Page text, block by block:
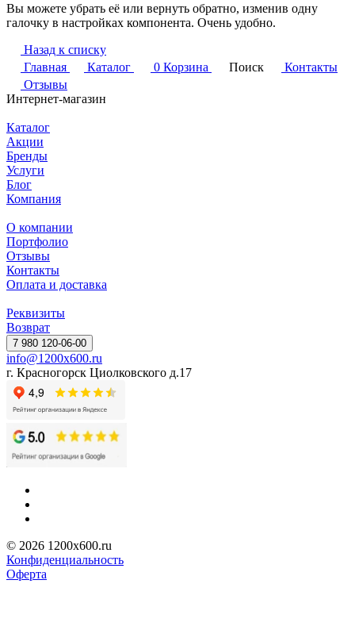
Вы можете убрать её или вернуть обратно, изменив одну
галочку в настройках компонента. Очень удобно.
Назад к списку
Главная
Каталог 0 Корзина Поиск
Контакты
Отзывы
Интернет-магазин
Каталог
Акции
Бренды
Услуги
Блог
Компания
О компании
Портфолио
Отзывы
Контакты
Оплата и доставка
Реквизиты
Возврат
7 980 120-06-00
info@1200x600.ru
г. Красногорск Циолковского д.17
© 2026 1200x600.ru
Конфиденциальность
Оферта